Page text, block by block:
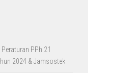
Peraturan PPh 21
2024 & Jamsostek